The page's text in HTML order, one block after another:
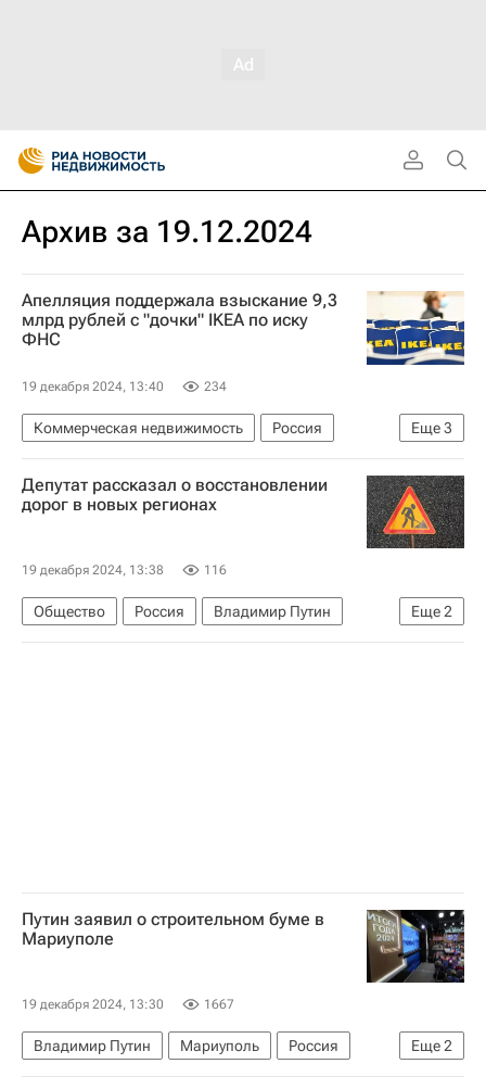
Архив за 19.12.2024
Апелляция поддержала взыскание 9,3
млрд рублей с "дочки" IKEA по иску
ФНС
19 декабря 2024, 13:40 234
Еще3
Коммерческая недвижимость
Россия
Московская область (Подмосковье)
Федеральная налоговая служба (ФНС России)
Депутат рассказал о восстановлении
дорог в новых регионах
19 декабря 2024, 13:38 116
Еще2
Общество Россия
Владимир Путин
Госдума РФ
Дороги
Путин заявил о строительном буме в
Мариуполе
19 декабря 2024, 13:30 1667
Еще2
Владимир Путин Мариуполь
Россия
Строительство